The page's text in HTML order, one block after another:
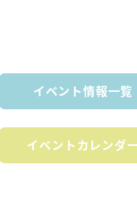
イベント情報一覧
イベントカレンダー